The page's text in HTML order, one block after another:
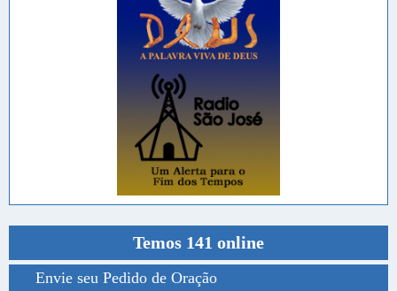
Temos 141 online
Envie seu Pedido de Oração